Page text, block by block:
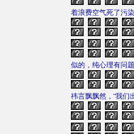
着浪费空气死了污
似的，纯心理有问
祎言飘飘然，“我们